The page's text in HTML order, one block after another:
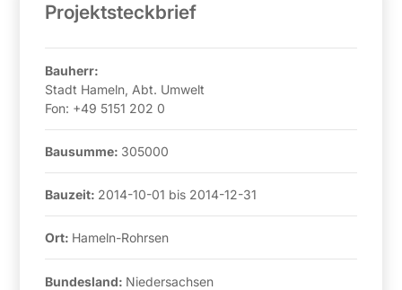
Projektsteckbrief
Bauherr:
Stadt Hameln, Abt. Umwelt
Fon: +49 5151 202 0
Bausumme: 305000
Bauzeit: 2014-10-01 bis 2014-12-31
Ort: Hameln-Rohrsen
Bundesland: Niedersachsen